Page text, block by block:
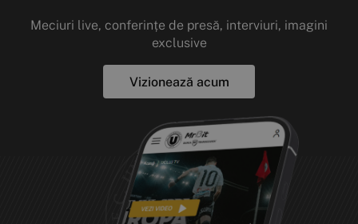
Meciuri live, conferințe de presă, interviuri, imagini
exclusive
Vizionează acum